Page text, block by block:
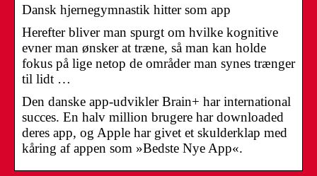
Dansk hjernegymnastik hitter som app
Herefter bliver man spurgt om hvilke kognitive
evner man ønsker at træne, så man kan holde
fokus på lige netop de områder man synes trænger
til lidt …
Den danske app-udvikler Brain+ har international
succes. En halv million brugere har downloaded
deres app, og Apple har givet et skulderklap med
kåring af appen som »Bedste Nye App«.